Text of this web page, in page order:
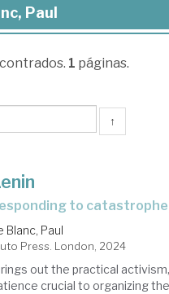
Paul
1 páginas.
↑
responding to
Blanc, Paul
Press. London, 2024
out the practical
crucial to organizing